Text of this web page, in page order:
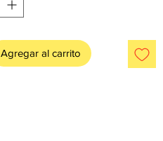
Agregar al carrito